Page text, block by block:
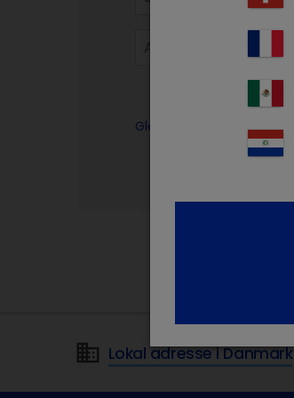
Glemt din adgangskode?
Lokal adresse i Danmark